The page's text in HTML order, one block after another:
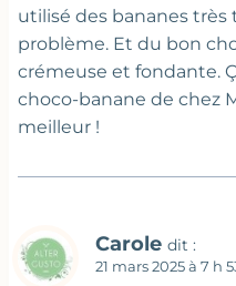
utilisé des bananes très
problème. Et du bon
crémeuse et fondante.
choco-banane de chez
meilleur !
Carole dit :
21 mars 2025 à 7 h